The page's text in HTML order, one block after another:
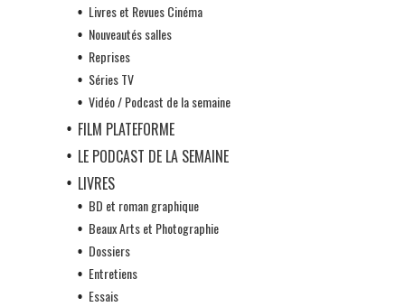
Livres et Revues Cinéma
Nouveautés salles
Reprises
Séries TV
Vidéo / Podcast de la semaine
FILM PLATEFORME
LE PODCAST DE LA SEMAINE
LIVRES
BD et roman graphique
Beaux Arts et Photographie
Dossiers
Entretiens
Essais